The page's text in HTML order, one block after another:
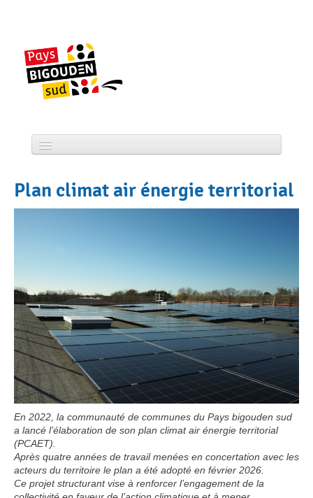
CCPBS
Tourisme
Plan climat air énergie territorial
En 2022, la communauté de communes du Pays bigouden sud
a lancé l’élaboration de son plan climat air énergie territorial
(PCAET).
Après quatre années de travail menées en concertation avec les
acteurs du territoire le plan a été adopté en février 2026.
Ce projet structurant vise à renforcer l’engagement de la